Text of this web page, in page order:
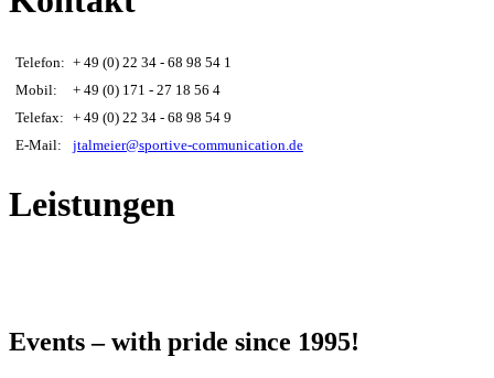
Telefon: + 49 (0) 22 34 - 68 98 54 1
Mobil:
+ 49 (0) 171 - 27 18 56 4
Telefax: + 49 (0) 22 34 - 68 98 54 9
E-Mail:
jtalmeier@sportive-communication.de
Leistungen
Events – with pride since 1995!